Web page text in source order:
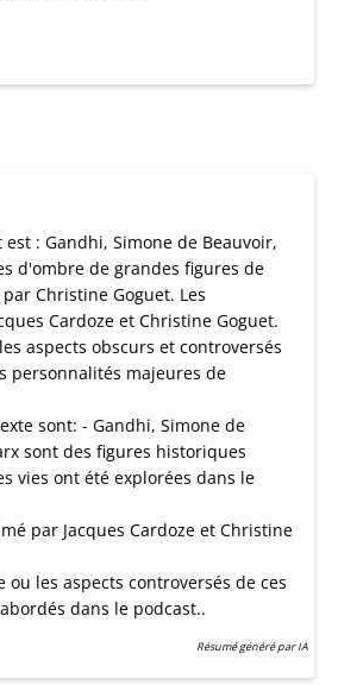
: Gandhi, Simone de Beauvoir,
d'ombre de grandes figures de
Christine Goguet. Les
Cardoze et Christine Goguet.
aspects obscurs et controversés
personnalités majeures de
sont: - Gandhi, Simone de
sont des figures historiques
vies ont été explorées dans le
par Jacques Cardoze et Christine
ou les aspects controversés de ces
dans le podcast..
Résumé généré par IA